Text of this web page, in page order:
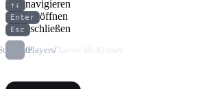
↑↓ navigieren
Enter öffnen
Esc schließen
/Players/Xavier McKinney